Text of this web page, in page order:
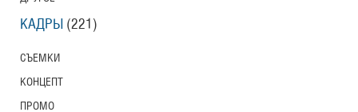
КАДРЫ (221)
СЪЕМКИ
КОНЦЕПТ
ПРОМО